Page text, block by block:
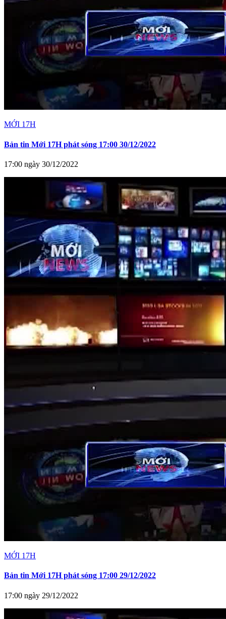
MỚI 17H
Bản tin Mới 17H phát sóng 17:00 30/12/2022
17:00 ngày 30/12/2022
MỚI 17H
Bản tin Mới 17H phát sóng 17:00 29/12/2022
17:00 ngày 29/12/2022